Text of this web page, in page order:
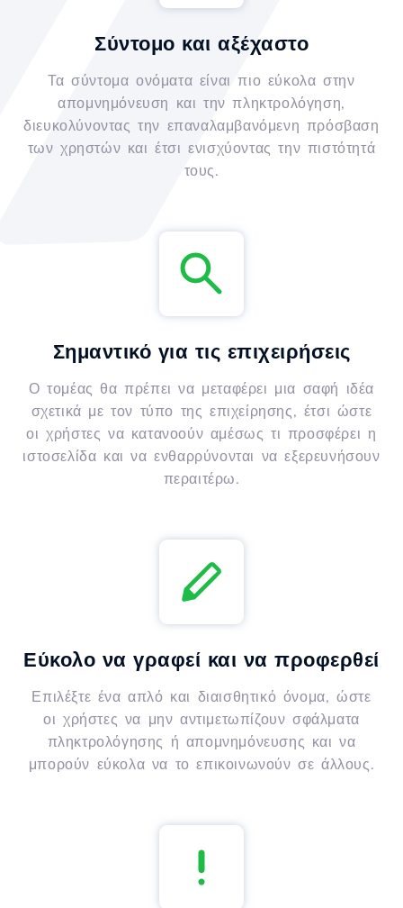
Σύντομο και αξέχαστο
Τα σύντομα ονόματα είναι πιο εύκολα στην
απομνημόνευση και την πληκτρολόγηση,
διευκολύνοντας την επαναλαμβανόμενη πρόσβαση
των χρηστών και έτσι ενισχύοντας την πιστότητά
τους.
Σημαντικό για τις επιχειρήσεις
Ο τομέας θα πρέπει να μεταφέρει μια σαφή ιδέα
σχετικά με τον τύπο της επιχείρησης, έτσι ώστε
οι χρήστες να κατανοούν αμέσως τι προσφέρει η
ιστοσελίδα και να ενθαρρύνονται να εξερευνήσουν
περαιτέρω.
Εύκολο να γραφεί και να προφερθεί
Επιλέξτε ένα απλό και διαισθητικό όνομα, ώστε
οι χρήστες να μην αντιμετωπίζουν σφάλματα
πληκτρολόγησης ή απομνημόνευσης και να
μπορούν εύκολα να το επικοινωνούν σε άλλους.